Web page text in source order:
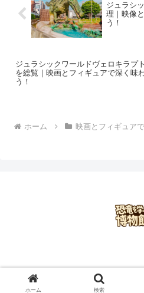
ジュラシ
理｜映像
う！
ジュラシックワールドヴェロキラプ
を総覧｜映画とフィギュアで深く味
う！
ホーム 映画とフィギュア
© 2025 恐竜を
ホーム 検索